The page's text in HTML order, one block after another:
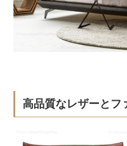
高品質なレザーとフ